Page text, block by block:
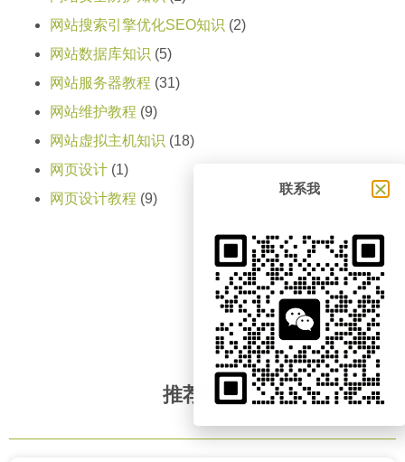
网站搜索引擎优化SEO知识 (2)
网站数据库知识 (5)
网站服务器教程 (31)
网站维护教程 (9)
网站虚拟主机知识 (18)
网页设计 (1)
网页设计教程 (9)
推荐阅读
联系我